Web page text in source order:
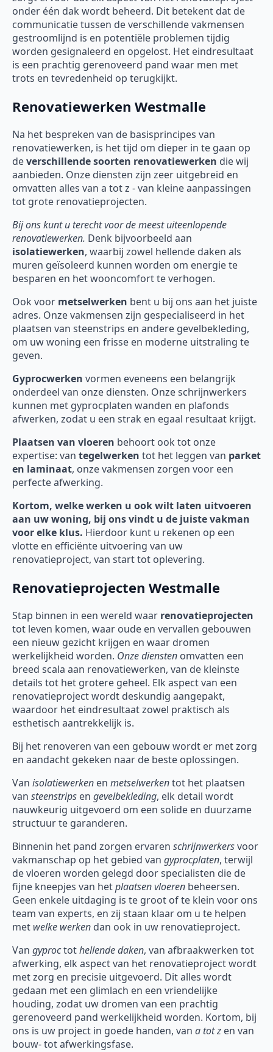
onder één dak wordt beheerd. Dit betekent dat de
communicatie tussen de verschillende vakmensen
gestroomlijnd is en potentiële problemen tijdig
worden gesignaleerd en opgelost. Het eindresultaat
is een prachtig gerenoveerd pand waar men met
trots en tevredenheid op terugkijkt.
Renovatiewerken Westmalle
Na het bespreken van de basisprincipes van
renovatiewerken, is het tijd om dieper in te gaan op
deverschillende soorten renovatiewerken die wij
aanbieden. Onze diensten zijn zeer uitgebreid en
omvatten alles van a tot z - van kleine aanpassingen
tot grote renovatieprojecten.
Bij ons kunt u terecht voor de meest uiteenlopende
renovatiewerken. Denk bijvoorbeeld aan
isolatiewerken, waarbij zowel hellende daken als
muren geïsoleerd kunnen worden om energie te
besparen en het wooncomfort te verhogen.
Ook voor metselwerken bent u bij ons aan het juiste
adres. Onze vakmensen zijn gespecialiseerd in het
plaatsen van steenstrips en andere gevelbekleding,
om uw woning een frisse en moderne uitstraling te
geven.
Gyprocwerken vormen eveneens een belangrijk
onderdeel van onze diensten. Onze schrijnwerkers
kunnen met gyprocplaten wanden en plafonds
afwerken, zodat u een strak en egaal resultaat krijgt.
Plaatsen van vloeren behoort ook tot onze
expertise: van tegelwerken tot het leggen van parket
en laminaat, onze vakmensen zorgen voor een
perfecte afwerking.
Kortom, welke werken u ook wilt laten uitvoeren
aan uw woning, bij ons vindt u de juiste vakman
voor elke klus. Hierdoor kunt u rekenen op een
vlotte en efficiënte uitvoering van uw
renovatieproject, van start tot oplevering.
Renovatieprojecten Westmalle
Stap binnen in een wereld waar renovatieprojecten
tot leven komen, waar oude en vervallen gebouwen
een nieuw gezicht krijgen en waar dromen
werkelijkheid worden. Onze diensten omvatten een
breed scala aan renovatiewerken, van de kleinste
details tot het grotere geheel. Elk aspect van een
renovatieproject wordt deskundig aangepakt,
waardoor het eindresultaat zowel praktisch als
esthetisch aantrekkelijk is.
Bij het renoveren van een gebouw wordt er met zorg
en aandacht gekeken naar de beste oplossingen.
Van isolatiewerken en metselwerkentot het plaatsen
van steenstrips en gevelbekleding, elk detail wordt
nauwkeurig uitgevoerd om een solide en duurzame
structuur te garanderen.
Binnenin het pand zorgen ervaren schrijnwerkersvoor
vakmanschap op het gebied van gyprocplaten, terwijl
de vloeren worden gelegd door specialisten die de
fijne kneepjes van hetplaatsen vloeren beheersen.
Geen enkele uitdaging is te groot of te klein voor ons
team van experts, en zij staan klaar om u te helpen
met welke werken dan ook in uw renovatieproject.
Van gyproctothellende daken, van afbraakwerken tot
afwerking, elk aspect van het renovatieproject wordt
met zorg en precisie uitgevoerd. Dit alles wordt
gedaan met een glimlach en een vriendelijke
houding, zodat uw dromen van een prachtig
gerenoveerd pand werkelijkheid worden. Kortom, bij
ons is uw project in goede handen, van a tot z en van
bouw- tot afwerkingsfase.